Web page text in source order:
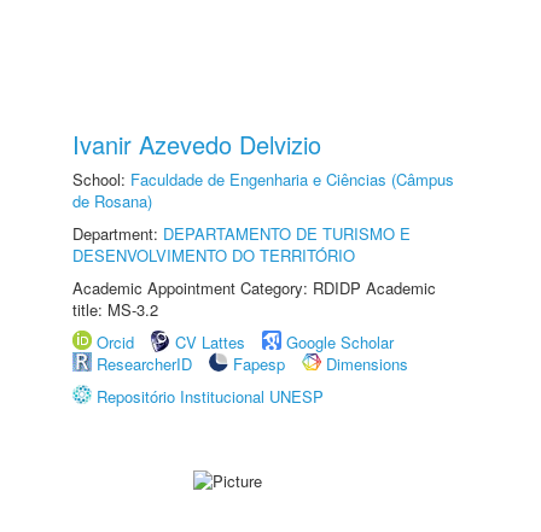
Ivanir Azevedo Delvizio
School: Faculdade de Engenharia e Ciências (Câmpus
de Rosana)
Department: DEPARTAMENTO DE TURISMO E
DESENVOLVIMENTO DO TERRITÓRIO
Academic Appointment Category: RDIDP Academic
title: MS-3.2
Orcid
CV Lattes
Google Scholar
ResearcherID
Fapesp
Dimensions
Repositório Institucional UNESP